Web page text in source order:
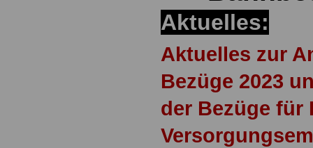
Aktuelles:
Aktuelles zur
Bezüge 2023
der Bezüge für